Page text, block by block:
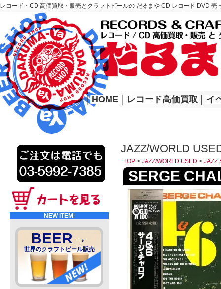
レコード・CD 高価買取・販売とクラフトビールの だるまや CD レコード DVD
レコード高価買取はこちら
HOME
│ HOME レコード高価買取 イ
NEW ITEM!
BEER→
世界のクラフトビール販売
JAZZ/WORLD
TOP > JAZZ/WORLD USED > JAZZ
SERGE